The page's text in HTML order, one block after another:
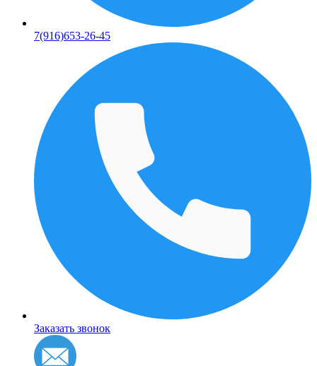
7(916)653-26-45
Заказать звонок